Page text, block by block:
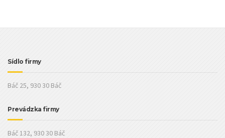
Sídlo firmy
Báč 25, 930 30 Báč
Prevádzka firmy
Báč 132, 930 30 Báč